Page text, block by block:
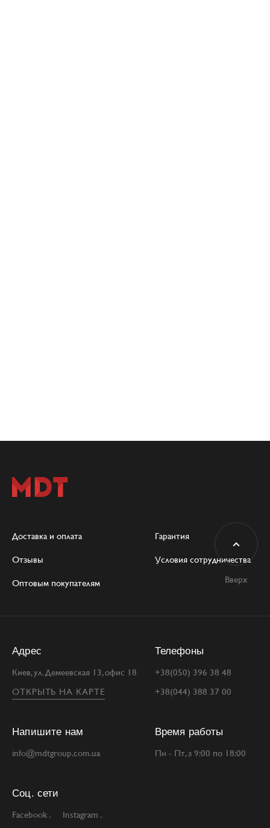
Доставка и оплата Гарантия
Отзывы Условия сотрудничества
Оптовым покупателям
Адрес
Киев, ул. Демеевская 13, офис 18
ОТКРЫТЬ НА КАРТЕ
Телефоны
+38(050) 396 38 48
+38(044) 388 37 00
Напишите нам
info@mdtgroup.com.ua
Время работы
Пн - Пт, з 9:00 по 18:00
Соц. сети
Facebook Instagram
Вверх